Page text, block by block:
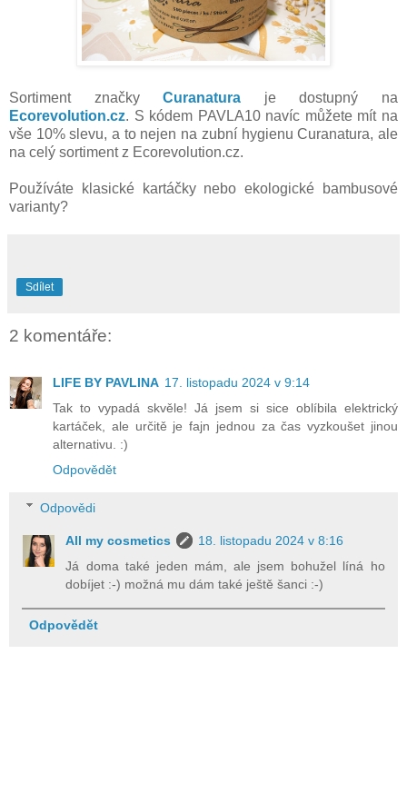
Sortiment značkyCuranatura je dostupný na
Ecorevolution.cz. S kódem PAVLA10 navíc můžete mít na
vše 10% slevu, a to nejen na zubní hygienu Curanatura, ale
na celý sortiment z Ecorevolution.cz.
Používáte klasické kartáčky nebo ekologické bambusové
varianty?
Sdílet
2 komentáře:
LIFE BY PAVLINA 17. listopadu 2024 v 9:14
Tak to vypadá skvěle! Já jsem si sice oblíbila elektrický
kartáček, ale určitě je fajn jednou za čas vyzkoušet jinou
alternativu. :)
Odpovědět
Odpovědi
All my cosmetics
18. listopadu 2024 v 8:16
Já doma také jeden mám, ale jsem bohužel líná ho
dobíjet :-) možná mu dám také ještě šanci :-)
Odpovědět